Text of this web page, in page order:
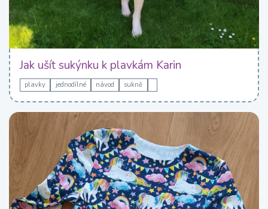
Jak ušít sukýnku k plavkám Karin
plavky jednodílné návod sukně